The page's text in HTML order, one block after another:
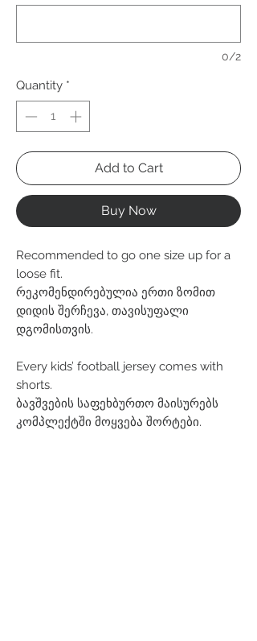
0/2
Quantity *
Add to Cart
Buy Now
Recommended to go one size up for a
loose fit.
რეკომენდირებულია ერთი ზომით
დიდის შერჩევა, თავისუფალი
დგომისთვის.
Every kids’ football jersey comes with
shorts.
ბავშვების საფეხბურთო მაისურებს
კომპლექტში მოყვება შორტები.